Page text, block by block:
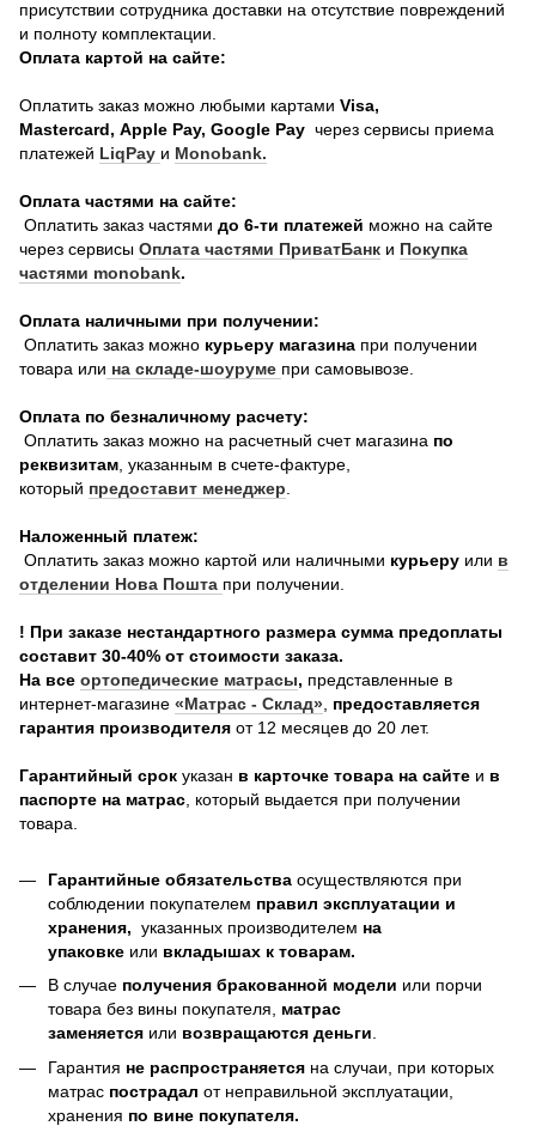
присутствии сотрудника доставки на отсутствие повреждений
и полноту комплектации.
Оплата картой на сайте:
Оплатить заказ можно любыми картами Visa,
Mastercard, Apple Pay, Google Pay через сервисы приема
платежей LiqPay и Monobank.
Оплата частями на сайте:
Оплатить заказ частями до 6-ти платежей можно на сайте
через сервисы Оплата частями ПриватБанк и Покупка
частями monobank.
Оплата наличными при получении:
Оплатить заказ можно курьеру магазина при получении
товара или на складе-шоуруме при самовывозе.
Оплата по безналичному расчету:
Оплатить заказ можно на расчетный счет магазина по
реквизитам , указанным в счете-фактуре,
который предоставит менеджер
Наложенный платеж:
Оплатить заказ можно картой или наличными курьеру или в
отделении Нова Пошта при получении.
! При заказе нестандартного размера сумма предоплаты
составит 30-40% от стоимости заказа.
На все ортопедические матрасы, представленные в
интернет-магазине «Матрас - Склад» предоставляется
гарантия производителя от 12 месяцев до 20 лет.
Гарантийный срок указан в карточке товара на сайте и в
паспорте на матрас , который выдается при получении
товара.
Гарантийные обязательства осуществляются при
соблюдении покупателем правил эксплуатации и
хранения, указанных производителем на
упаковке или вкладышах к товарам.
В случае получения бракованной модели или порчи
товара без вины покупателя, матрас
заменяется или возвращаются деньги
Гарантия не распространяется на случаи, при которых
матрас пострадал от неправильной эксплуатации,
хранения по вине покупателя.